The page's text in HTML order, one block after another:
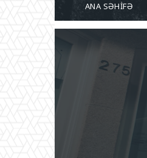
ANA SƏHİFƏ